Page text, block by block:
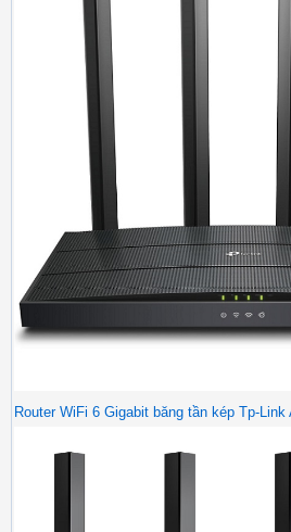
Router WiFi 6 Gigabit băng tần kép Tp-Link